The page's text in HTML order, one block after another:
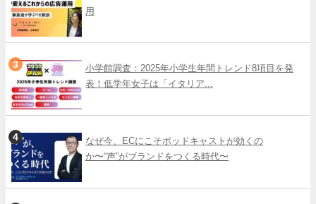
用
小学館調査：2025年小学生年間トレンド8項目を発
表！低学年女子は「イタリア...
なぜ今、ECにこそポッドキャストが効くの
か〜“声”がブランドをつくる時代〜